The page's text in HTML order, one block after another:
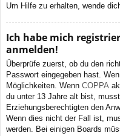
Um Hilfe zu erhalten, wende
Ich habe mich
anmelden!
Überprüfe zuerst, ob du den
Passwort eingegeben hast.
Möglichkeiten. Wenn COPPA
du unter 13 Jahre alt bist,
Erziehungsberechtigten den
Wenn dies nicht der Fall ist,
werden. Bei einigen Boards